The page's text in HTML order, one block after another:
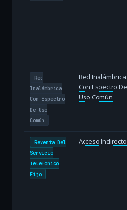
Red
Inalámbrica
Con Espectro
De Uso
Común
Red Inalámbrica
Con Espectro De
Uso Común
Reventa Del
Servicio
Telefónico
Fijo
Acceso Indirecto